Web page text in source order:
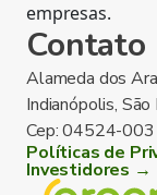
empresas.
Contato
Alameda dos
Indianópolis,
Cep: 04524-003
Políticas de
Investidores →